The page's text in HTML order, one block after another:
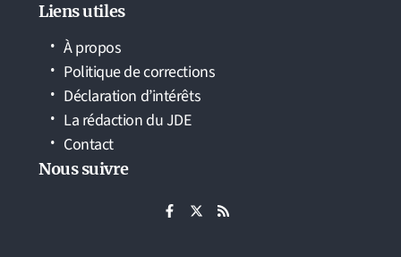
Liens utiles
À propos
Politique de corrections
Déclaration d’intérêts
La rédaction du JDE
Contact
Nous suivre